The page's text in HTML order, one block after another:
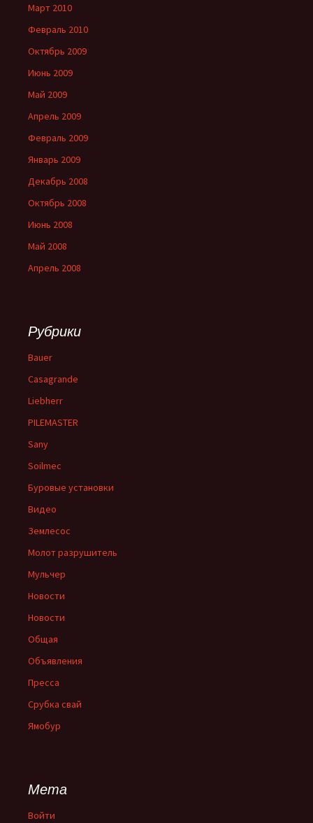
Март 2010
Февраль 2010
Октябрь 2009
Июнь 2009
Май 2009
Апрель 2009
Февраль 2009
Январь 2009
Декабрь 2008
Октябрь 2008
Июнь 2008
Май 2008
Апрель 2008
Рубрики
Bauer
Casagrande
Liebherr
PILEMASTER
Sany
Soilmec
Буровые установки
Видео
Землесос
Молот разрушитель
Мульчер
Новости
Новости
Общая
Объявления
Пресса
Срубка свай
Ямобур
Мета
Войти